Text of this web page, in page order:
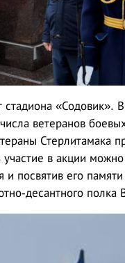
стадиона «Содовик».
ветеранов
Стерлитамака
в акции
посвятив его памяти
десантного полка